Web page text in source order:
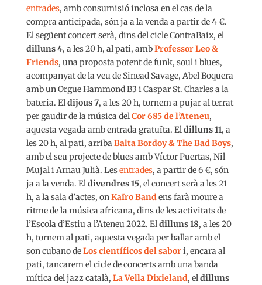
entrades, amb consumisió inclosa en el cas de la
compra anticipada, són ja a la venda a partir de 4 €.
El següent concert serà, dins del cicle ContraBaix, el
dilluns 4, a les 20 h, al pati, ambProfessorLeo &
Friends, una proposta potent de funk, soul i blues,
acompanyat de la veu de Sinead Savage, Abel Boquera
amb un Orgue Hammond B3 i Caspar St. Charles a la
bateria. Eldijous 7, a les 20 h, tornem a pujar al terrat
per gaudir de la música delCor 685 de l’Ateneu,
aquesta vegada amb entrada gratuïta. Eldilluns 11, a
les 20 h, al pati, arriba Balta Bordoy & The Bad Boys,
amb el seu projecte de blues amb Víctor Puertas, Nil
Mujal i Arnau Julià. Lesentrades, a partir de 6 €, són
ja a la venda. Eldivendres 15, el concert serà a les 21
h, a la sala d’actes, onKaïro Bandens farà moure a
ritme de la música africana, dins de les activitats de
l’Escola d’Estiu a l’Ateneu 2022. Eldilluns 18, a les 20
h, tornem al pati, aquesta vegada per ballar amb el
son cubano deLos científicos del sabori, encara al
pati, tancarem el cicle de concerts amb una banda
mítica del jazz català, La Vella Dixieland, eldilluns